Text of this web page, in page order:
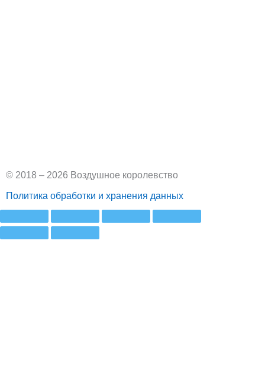
k
© 2018 – 2026 Воздушное королевство
Политика обработки и хранения данных